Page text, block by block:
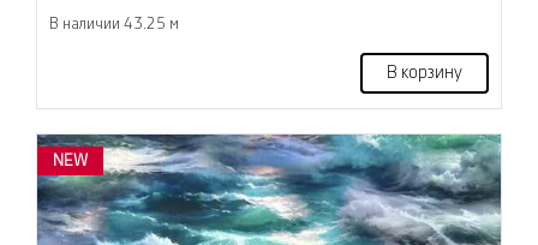
В наличии 43.25 м
В корзину
NEW